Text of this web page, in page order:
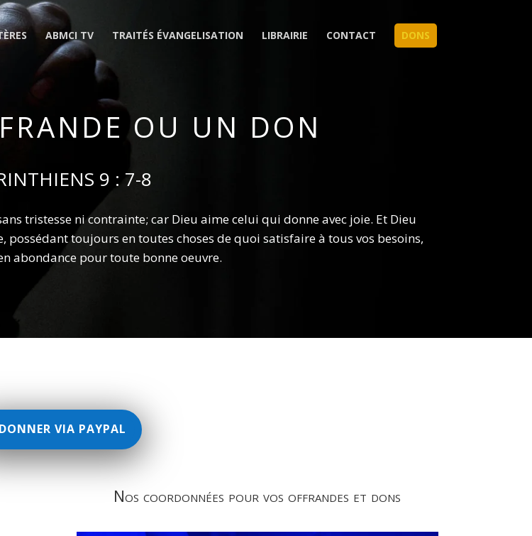
ABMCI TV TRAITÉS ÉVANGELISATION LIBRAIRIE CONTACT DONS
OU UN DON
9 : 7-8
tristesse ni contrainte; car Dieu aime celui qui donneavec joie. Et Dieu
toujours en toutes choses de quoi satisfaire à tous vos besoins,
abondance pour toute bonne oeuvre.
DONNER VIA PAYPAL
Nos coordonnées pour vos offrandes et dons